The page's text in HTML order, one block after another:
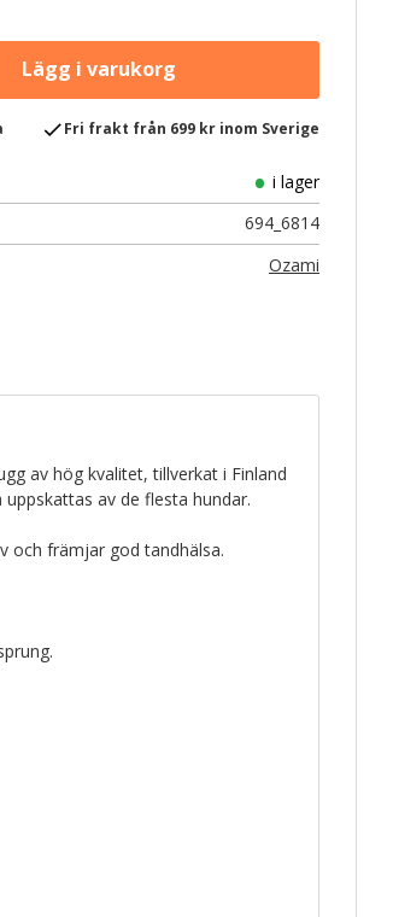
checkFri frakt från 699 kr inom Sverige
i lager
694_6814
Ozami
av hög kvalitet, tillverkat i Finland
av de flesta hundar.
och främjar god tandhälsa.